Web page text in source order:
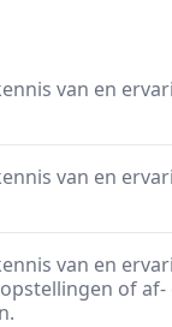
van en
van en
van en
of af-